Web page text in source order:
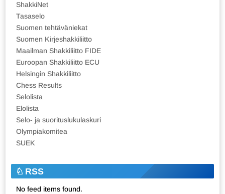
ShakkiNet
Tasaselo
Suomen tehtäväniekat
Suomen Kirjeshakkiliitto
Maailman Shakkiliitto FIDE
Euroopan Shakkiliitto ECU
Helsingin Shakkiliitto
Chess Results
Selolista
Elolista
Selo- ja suorituslukulaskuri
Olympiakomitea
SUEK
RSS
No feed items found.